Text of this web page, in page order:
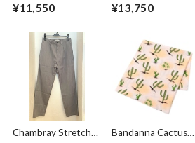
¥11,550 ¥13,750
Chambray Stretch
Bandanna Cactus